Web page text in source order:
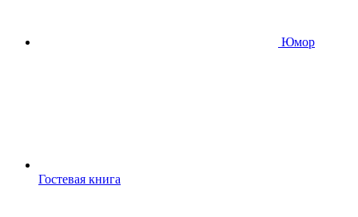
Юмор
Гостевая книга